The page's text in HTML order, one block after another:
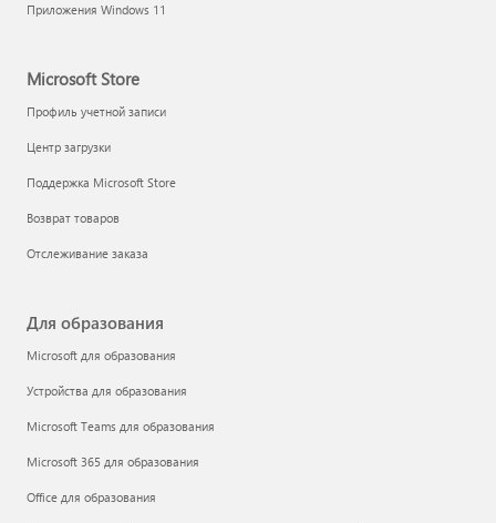
Приложения Windows 11
Microsoft Store
Профиль учетной записи
Центр загрузки
Поддержка Microsoft Store
Возврат товаров
Отслеживание заказа
Для образования
Microsoft для образования
Устройства для образования
Microsoft Teams для образования
Microsoft 365 для образования
Office для образования